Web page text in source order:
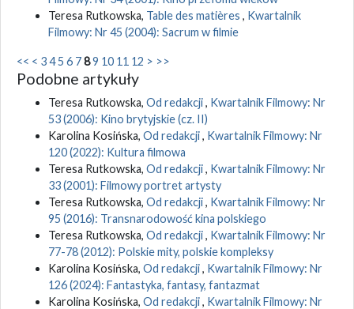
Teresa Rutkowska, Table des matières , Kwartalnik
Filmowy: Nr 45 (2004): Sacrum w filmie
<< < 345 6 789 10 11 12 > >>
Podobne artykuły
Teresa Rutkowska, Od redakcji, Kwartalnik Filmowy: Nr
53 (2006): Kino brytyjskie (cz. II)
Karolina Kosińska, Od redakcji, Kwartalnik Filmowy: Nr
120 (2022): Kultura filmowa
Teresa Rutkowska, Od redakcji, Kwartalnik Filmowy: Nr
33 (2001): Filmowy portret artysty
Teresa Rutkowska, Od redakcji, Kwartalnik Filmowy: Nr
95 (2016): Transnarodowość kina polskiego
Teresa Rutkowska, Od redakcji, Kwartalnik Filmowy: Nr
77-78 (2012): Polskie mity, polskie kompleksy
Karolina Kosińska, Od redakcji, Kwartalnik Filmowy: Nr
126 (2024): Fantastyka, fantasy, fantazmat
Karolina Kosińska, Od redakcji, Kwartalnik Filmowy: Nr